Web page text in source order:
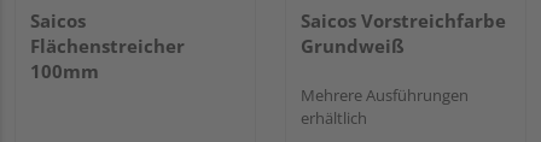
Saicos
Flächenstreicher
100mm
Saicos Vorstreichfarbe
Grundweiß
Mehrere Ausführungen
erhältlich